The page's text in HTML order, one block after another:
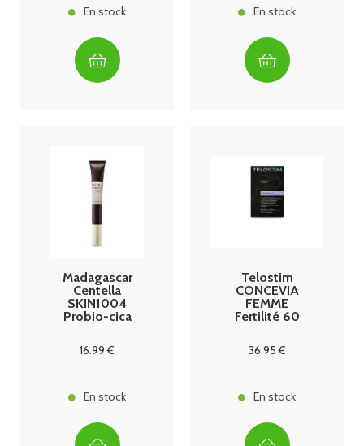
En stock En stock
Madagascar
Centella
SKIN1004
Probio-cica
16.99 €
En stock
Telostim
CONCEVIA
FEMME
Fertilité 60
36.95€
En stock